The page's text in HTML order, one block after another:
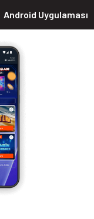
Android Uygulaması